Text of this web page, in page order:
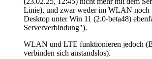
Linie), und zwar weder im WLAN noch
Desktop unter Win 11 (2.0-beta48)
Serververbindung").
WLAN und LTE funktionieren jedoch
verbinden sich anstandslos).